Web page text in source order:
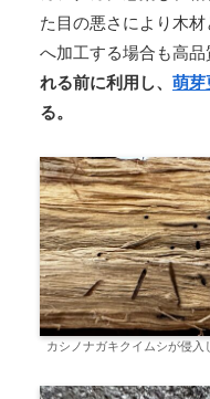
た目の悪さにより木
へ加工する場合も高品
れる前に利用し、 萌芽
る。
カシノナガキクイムシが侵入